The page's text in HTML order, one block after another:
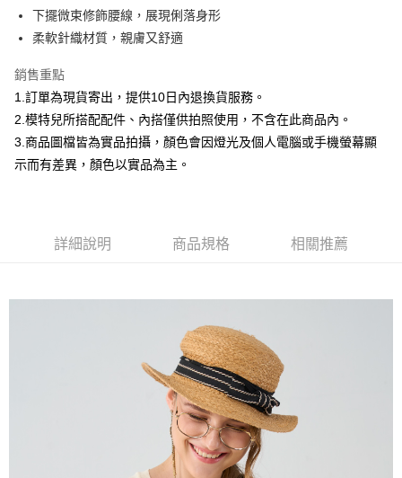
國泰世華商業銀行
兆豐國際商業銀行
臺灣中小企業銀行
聯邦商業銀行
元大商業銀行
永豐商業銀行
台新國際商業銀行
中國信託商業銀行
台灣樂天信用卡公司
Apple Pay
悠遊付
Google Pay
全盈+PAY
【大哥付你分期使用說明】
1.本服務由台灣大哥大提供，台灣大哥大用戶可立即使用無須另外申請。
成交易。
4.訂單成立30分鐘內，如未前往確認交易或遇審核未通過，訂單將自動取
消。如遇「轉專審核」未通過狀況，表示未達大哥付你分期系統評分，恕無
1.分期款項不併入電信帳單，「大哥付你分期」於每月結算日後寄送繳費提
2.透過簡訊連結打開帳單後，可選擇「超商條碼／台灣大直營門市／銀行轉
帳／街口支付／iPASS MONEY」等通路繳費。
AFTEE先享後付
１．簡單：不需註冊會員、不需綁卡、不需儲值。
２．便利：只要手機號碼，簡訊認證，即可結帳。
３．安心：先確認商品／服務後，再付款。
【「AFTEE先享後付」結帳流程】
１．於結帳方式選擇「AFTEE先享後付」後，將跳轉至「AFTEE先享後付」
結帳頁面，進行簡訊認證並確認金額後，即可完成結帳。
２．訂單成立數日內，您將收到繳費通知簡訊。
３．收到繳費通知簡訊後14天內，點擊此簡訊中的連結，可透過四大超商／
每筆NT$120，滿NT$2,000(含以上)免運費
每筆NT$120，滿NT$2,000(含以上)免運費
下擺微束修飾腰線，展現俐落身形
柔軟針織材質，親膚又舒適
銷售重點
1.訂單為現貨寄出，提供10日內退換貨服務。
2.模特兒所搭配配件、內搭僅供拍照使用，不含在此商品內。
3.商品圖檔皆為實品拍攝，顏色會因燈光及個人電腦或手機螢幕顯
示而有差異，顏色以實品為主。
詳細說明 商品規格 相關推薦